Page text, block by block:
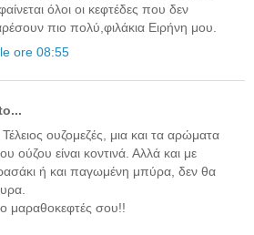
όλοι οι κεφτέδες που δεν
πιο πολύ,φιλάκια Ειρήνη μου.
ore 08:55
ουζομεζές, μια και τα αρώματα
ούζου είναι κοντινά. Αλλά και με
ή και παγωμένη μπύρα, δεν θα
μαραθοκεφτές σου!!